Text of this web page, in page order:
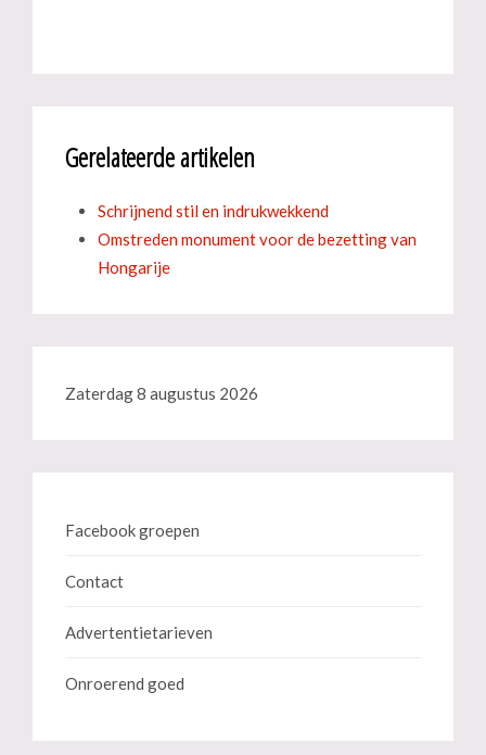
Gerelateerde artikelen
Schrijnend stil en indrukwekkend
Omstreden monument voor de bezetting van
Hongarije
Zaterdag 8 augustus 2026
Facebook groepen
Contact
Advertentietarieven
Onroerend goed